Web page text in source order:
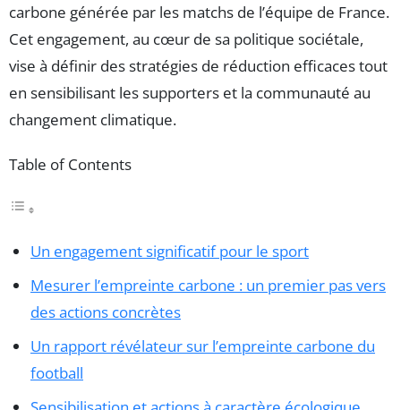
carbone générée par les matchs de l’équipe de France.
Cet engagement, au cœur de sa politique sociétale,
vise à définir des stratégies de réduction efficaces tout
en sensibilisant les supporters et la communauté au
changement climatique.
Table of Contents
Un engagement significatif pour le sport
Mesurer l’empreinte carbone : un premier pas vers
des actions concrètes
Un rapport révélateur sur l’empreinte carbone du
football